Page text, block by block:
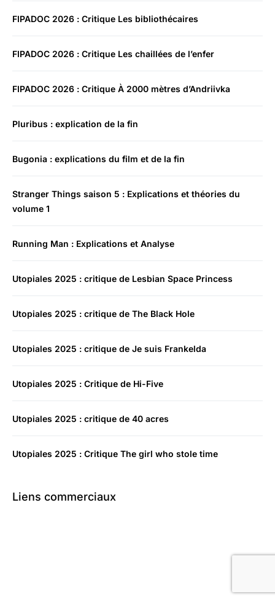
FIPADOC 2026 : Critique Les bibliothécaires
FIPADOC 2026 : Critique Les chaillées de l’enfer
FIPADOC 2026 : Critique À 2000 mètres d’Andriivka
Pluribus : explication de la fin
Bugonia : explications du film et de la fin
Stranger Things saison 5 : Explications et théories du
volume 1
Running Man : Explications et Analyse
Utopiales 2025 : critique de Lesbian Space Princess
Utopiales 2025 : critique de The Black Hole
Utopiales 2025 : critique de Je suis Frankelda
Utopiales 2025 : Critique de Hi-Five
Utopiales 2025 : critique de 40 acres
Utopiales 2025 : Critique The girl who stole time
Liens commerciaux